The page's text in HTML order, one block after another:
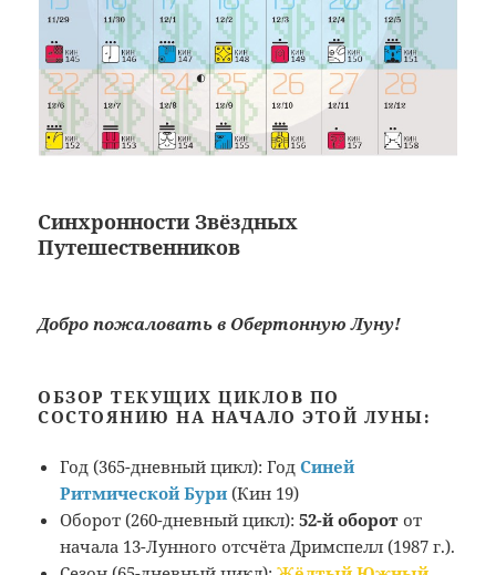
Синхронности Звёздных
Путешественников
Добро пожаловать в Обертонную Луну!
ОБЗОР ТЕКУЩИХ ЦИКЛОВ ПО
СОСТОЯНИЮ НА НАЧАЛО ЭТОЙ ЛУНЫ:
Год (365-дневный цикл): Год Синей
Ритмической Бури (Кин 19)
Оборот (260-дневный цикл):52-й оборот от
начала 13-Лунного отсчёта Дримспелл (1987 г.).